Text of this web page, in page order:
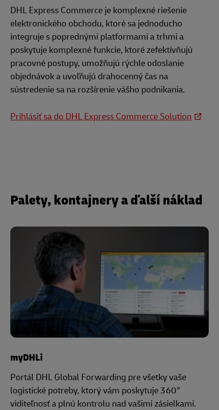
DHL Express Commerce je komplexné riešenie
elektronického obchodu, ktoré sa jednoducho
integruje s poprednými platformami a trhmi a
poskytuje komplexné funkcie, ktoré zefektívňujú
pracovné postupy, umožňujú rýchle odoslanie
objednávok a uvoľňujú drahocenný čas na
sústredenie sa na rozšírenie vášho podnikania.
Prihlásiť sa do DHL Express Commerce Solution
Palety, kontajnery a ďalší náklad
myDHLi
Portál DHL Global Forwarding pre všetky vaše
logistické potreby, ktorý vám poskytuje 360°
viditeľnosť a plnú kontrolu nad vašimi zásielkami.